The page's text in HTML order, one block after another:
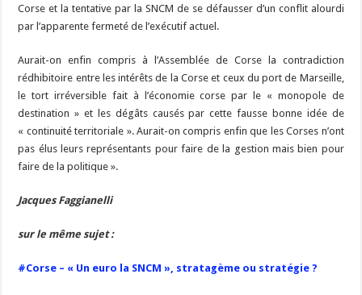
Corse et la tentative par la SNCM de se défausser d’un conflit alourdi
par l’apparente fermeté de l’exécutif actuel.
Aurait-on enfin compris à l’Assemblée de Corse la contradiction
rédhibitoire entre les intérêts de la Corse et ceux du port de Marseille,
le tort irréversible fait à l’économie corse par le « monopole de
destination » et les dégâts causés par cette fausse bonne idée de
« continuité territoriale ». Aurait-on compris enfin que les Corses n’ont
pas élus leurs représentants pour faire de la gestion mais bien pour
faire de la politique ».
Jacques Faggianelli
sur le même sujet :
#Corse – « Un euro la SNCM », stratagème ou stratégie ?